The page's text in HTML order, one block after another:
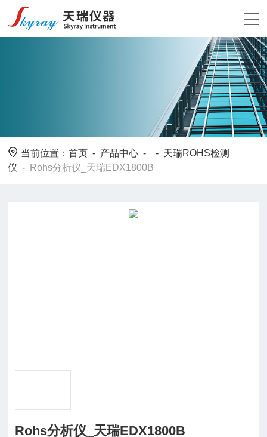
当前位置：首页 - 产品中心 - - 天瑞ROHS检测
仪 - Rohs分析仪_天瑞EDX1800B
Rohs分析仪_天瑞EDX1800B